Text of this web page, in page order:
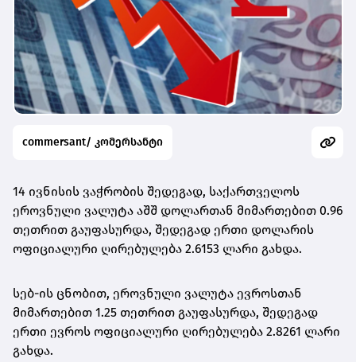
commersant/ კომერსანტი
14 ივნისის ვაჭრობის შედეგად, საქართველოს
ეროვნული ვალუტა აშშ დოლართან მიმართებით 0.96
თეთრით გაუფასურდა, შედეგად ერთი დოლარის
ოფიციალური ღირებულება 2.6153 ლარი გახდა.
სებ-ის ცნობით, ეროვნული ვალუტა ევროსთან
მიმართებით 1.25 თეთრით გაუფასურდა, შედეგად
ერთი ევროს ოფიციალური ღირებულება 2.8261 ლარი
გახდა.